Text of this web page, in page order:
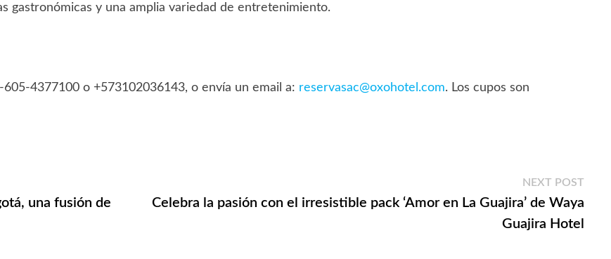
gastronómicas y una amplia variedad de entretenimiento.
4377100 o +573102036143, o envía un email a: reservasac@oxohotel.com. Los cupos son
una fusión de
NEXT POSTNext
post:
Celebra la pasión con el irresistible pack ‘Amor en La Guajira’ de Waya
Guajira Hotel